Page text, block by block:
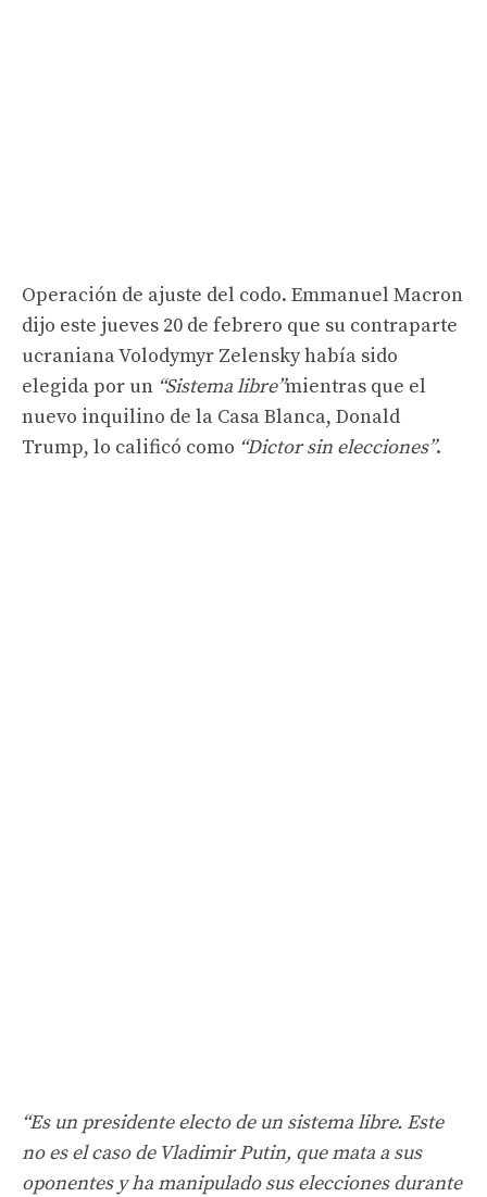
Operación de ajuste del codo. Emmanuel Macron
dijo este jueves 20 de febrero que su contraparte
ucraniana Volodymyr Zelensky había sido
elegida por un “Sistema libre”mientras que el
nuevo inquilino de la Casa Blanca, Donald
Trump, lo calificó como “Dictor sin elecciones”.
“Es un presidente electo de un sistema libre. Este
no es el caso de Vladimir Putin, que mata a sus
oponentes y ha manipulado sus elecciones durante